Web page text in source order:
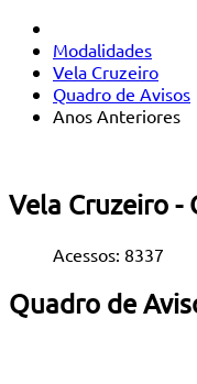
Modalidades
Vela Cruzeiro
Quadro de Avisos
Anos Anteriores
Vela Cruzeiro -
Acessos: 8337
Quadro de